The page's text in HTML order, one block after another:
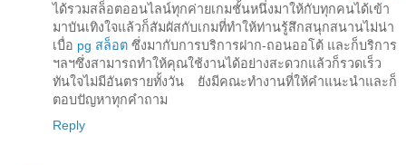
ได้รวมสล็อตออนไลน์ทุกค่ายเกมชั้นหนึ่งมาให้กับทุกคนได้เข้า
มาบันเทิงใจแล้วก็สัมผัสกับเกมที่ทำให้ท่านรู้สึกสนุกสนานไม่น่า
เบื่อ pg สล็อต ซึ่งมากับการบริการฝาก-ถอนออโต้ และก็บริการ
ฯลฯซึ่งสามารถทำให้คุณใช้งานได้อย่างสะดวกแล้วก็รวดเร็ว
ทันใจไม่มีอันตรายทั้งวัน ยังมีคณะทำงานที่ให้คำแนะนำและก็
ตอบปัญหาทุกคำถาม
Reply